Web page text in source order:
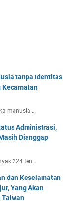
tanpa Identitas
Kecamatan
manusia …
Administrasi,
Dianggap
224 ten…
dan Keselamatan
Yang Akan
Taiwan